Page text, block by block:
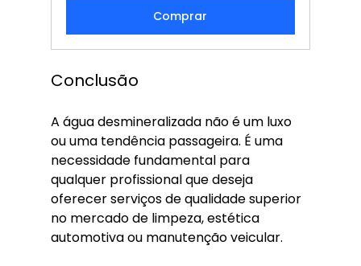
Comprar
Conclusão
A água desmineralizada não é um luxo
ou uma tendência passageira. É uma
necessidade fundamental para
qualquer profissional que deseja
oferecer serviços de qualidade superior
no mercado de limpeza, estética
automotiva ou manutenção veicular.